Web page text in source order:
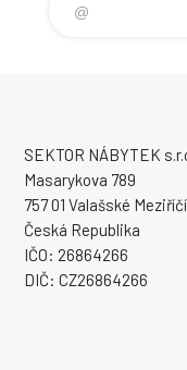
SEKTOR NÁBYTEK
Masarykova 789
757 01 Valašské Meziříčí
Česká Republika
IČO: 26864266
DIČ: CZ26864266